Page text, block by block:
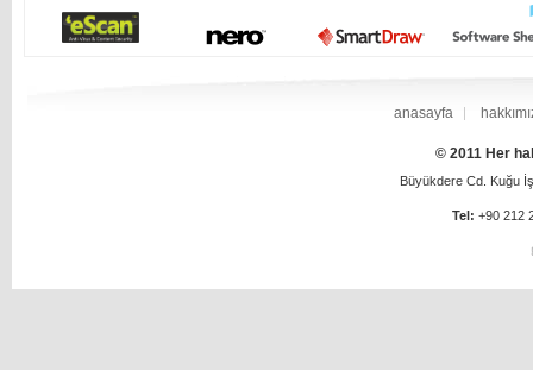
anasayfa
© 2011 Her
Büyükdere Cd. Kuğu
Tel: +90 212